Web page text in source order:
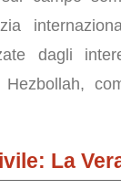
dagli
La